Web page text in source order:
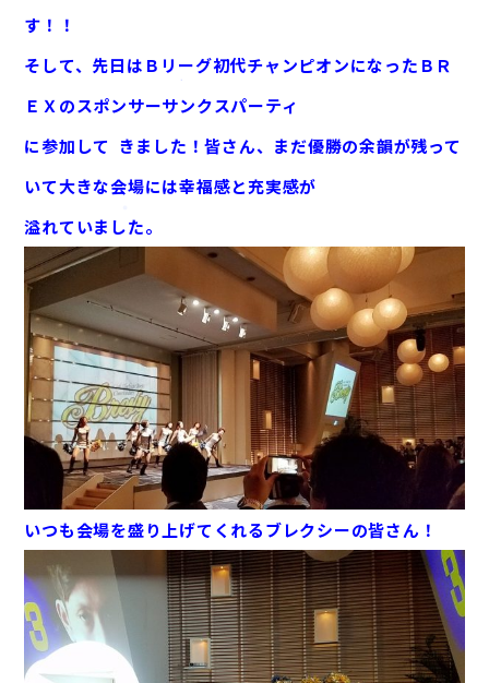
す！！
そして、先日はＢリーグ初代チャンピオンになったＢＲ
ＥＸのスポンサーサンクスパーティ
に参加して きました！皆さん、まだ優勝の余韻が残って
いて大きな会場には幸福感と充実感が
溢れていました。
いつも会場を盛り上げてくれるブレクシーの皆さん！